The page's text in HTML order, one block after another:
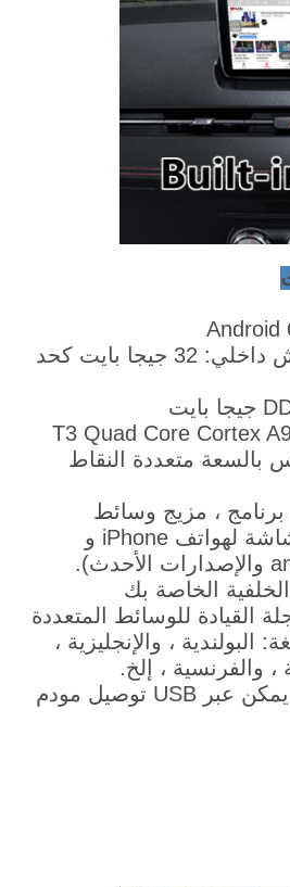
- محرك أقراص فلاش داخلي: 32 جيجا بايت كحد
بالسعة متعددة النقاط
- وظيفة انعكاس الشاشة لهواتف iPhone و
الخاصة بك
القيادة للوسائط المتعددة
بحوالي 40 لغة: البولندية ، والإنجليزية ،
، والفرنسية ، إلخ.
- مودم Wifi مدمج ، يمكن عبر USB توصيل مودم